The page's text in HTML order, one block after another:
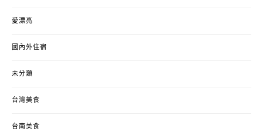
愛漂亮
國內外住宿
未分類
台灣美食
台南美食